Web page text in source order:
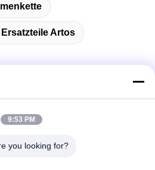
Artos
WUJIN DISTRICT, CHANGZHOU
9:53 PM
you looking for?